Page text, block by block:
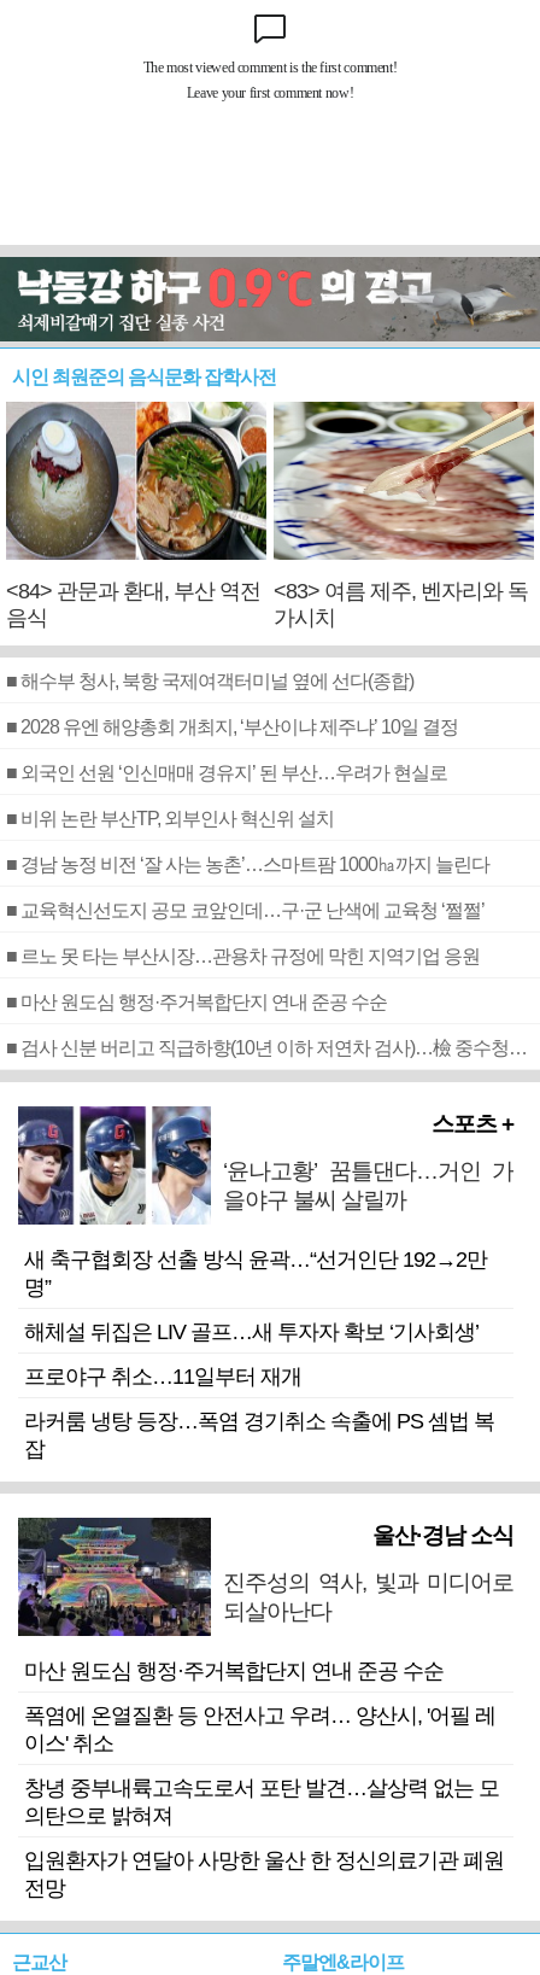
시인 최원준의 음식문화 잡학사전
<84> 관문과 환대, 부산 역전
음식
<83> 여름 제주, 벤자리와 독
가시치
■ 해수부 청사, 북항 국제여객터미널 옆에 선다(종합)
■ 2028 유엔 해양총회 개최지, ‘부산이냐 제주냐’ 10일 결정
■ 외국인 선원 ‘인신매매 경유지’ 된 부산…우려가 현실로
■ 비위 논란 부산TP, 외부인사 혁신위 설치
■ 경남 농정 비전 ‘잘 사는 농촌’…스마트팜 1000㏊까지 늘린다
■ 교육혁신선도지 공모 코앞인데…구·군 난색에 교육청 ‘쩔쩔’
■ 르노 못 타는 부산시장…관용차 규정에 막힌 지역기업 응원
■ 마산 원도심 행정·주거복합단지 연내 준공 수순
■ 검사 신분 버리고 직급하향(10년 이하 저연차 검사)…檢 중수청행 기피
스포츠 +
‘윤나고황’ 꿈틀댄다…거인 가
을야구 불씨 살릴까
새 축구협회장 선출 방식 윤곽…“선거인단 192→2만
명”
해체설 뒤집은 LIV 골프…새 투자자 확보 ‘기사회생’
프로야구 취소…11일부터 재개
라커룸 냉탕 등장…폭염 경기취소 속출에 PS 셈법 복
잡
울산·경남 소식
진주성의 역사, 빛과 미디어로
되살아난다
마산 원도심 행정·주거복합단지 연내 준공 수순
폭염에 온열질환 등 안전사고 우려… 양산시, '어필 레
이스' 취소
창녕 중부내륙고속도로서 포탄 발견…살상력 없는 모
의탄으로 밝혀져
입원환자가 연달아 사망한 울산 한 정신의료기관 폐원
전망
근교산 주말엔&라이프